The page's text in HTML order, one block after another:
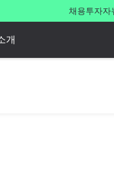
채용투자자
개